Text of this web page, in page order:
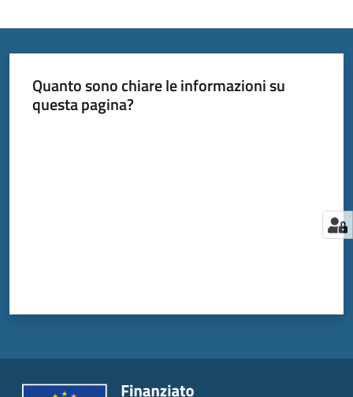
Quanto sono chiare le informazioni su
questa pagina?